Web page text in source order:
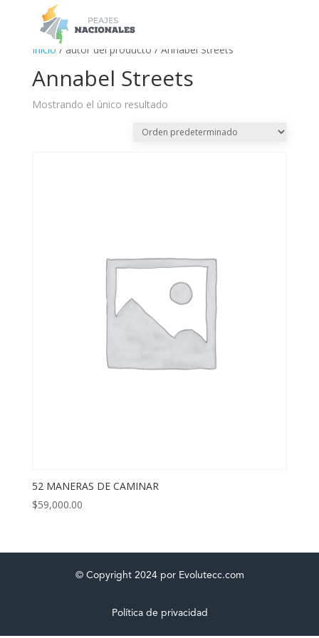
Inicio / autor del producto / Annabel Streets
Annabel Streets
Mostrando el único resultado
52 MANERAS DE CAMINAR
$59,000.00
© Copyright 2024 por Evolutecc.com
Política de privacidad